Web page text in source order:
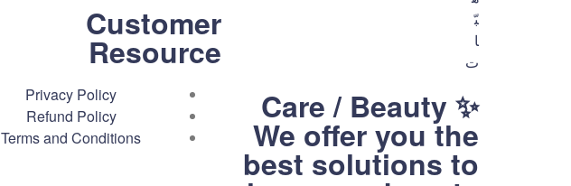
متجر
هبّات
💕
Care / Beauty ✨
We offer you the
best solutions to
Customer
Resource
Privacy Policy
Refund Policy
Terms and Conditions